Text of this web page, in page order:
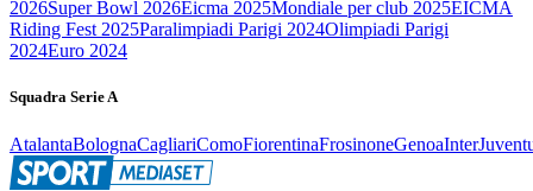
2026Super Bowl 2026Eicma 2025Mondiale per club 2025EICMA
Riding Fest 2025Paralimpiadi Parigi 2024Olimpiadi Parigi
2024Euro 2024
Squadra Serie A
AtalantaBolognaCagliariComoFiorentinaFrosinoneGenoaInter